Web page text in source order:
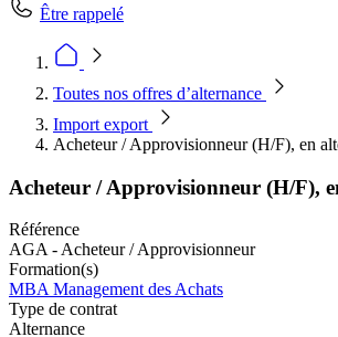
Être rappelé
Toutes nos offres d’alternance
Import export
Acheteur / Approvisionneur (H/F), en
Acheteur / Approvisionneur (H/F),
Référence
AGA - Acheteur / Approvisionneur
Formation(s)
MBA Management des Achats
Type de contrat
Alternance